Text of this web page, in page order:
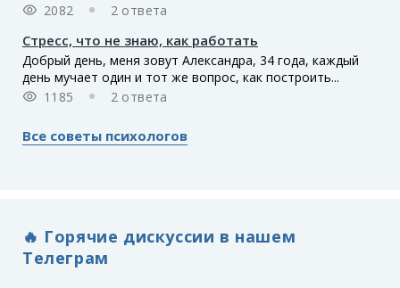
2082
2 ответа
Стресс, что не знаю, как работать
Добрый день, меня зовут Александра, 34 года, каждый
день мучает один и тот же вопрос, как построить...
1185
2 ответа
Все советы психологов
🔥 Горячие дискуссии в нашем
Телеграм